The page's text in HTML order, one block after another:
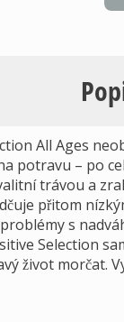
All Ages
potravu – po
trávou a
přitom
s
Selection
život morčat.